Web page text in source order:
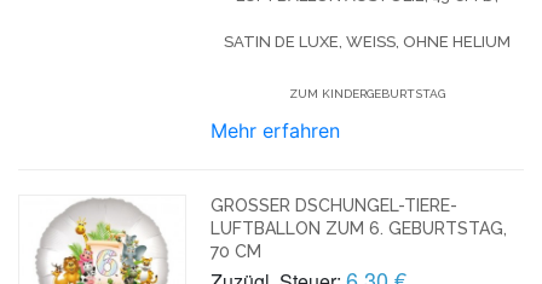
SATIN DE LUXE, WEISS, OHNE HELIUM
ZUM KINDERGEBURTSTAG
Mehr erfahren
GROSSER DSCHUNGEL-TIERE-L
UFTBALLON ZUM 6. GEBURTSTAG, 7
0 CM